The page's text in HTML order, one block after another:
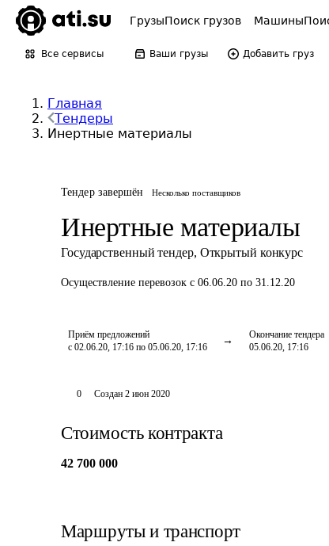
ГрузыПоиск грузов Машины
Все сервисы Ваши грузы Добавить груз
Главная
Тендеры
Инертные материалы
Тендер завершён Несколько поставщиков
Инертные материалы
Государственный тендер, Открытый конкурс
Осуществление перевозок с 06.06.20 по 31.12.20
Приём предложений
с 02.06.20, 17:16 по 05.06.20, 17:16
Окончание тендера
05.06.20, 17:16
0 Создан 2 июн 2020
Стоимость контракта
42 700 000
Маршруты и транспорт